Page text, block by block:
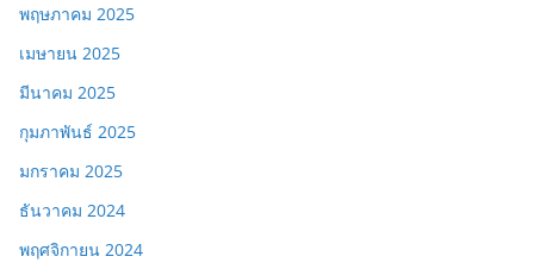
พฤษภาคม 2025
เมษายน 2025
มีนาคม 2025
กุมภาพันธ์ 2025
มกราคม 2025
ธันวาคม 2024
พฤศจิกายน 2024